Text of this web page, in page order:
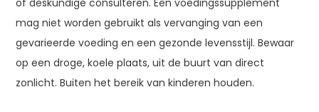
mag niet worden gebruikt als vervanging van een
gevarieerde voeding en een gezonde levensstijl. Bewaar
op een droge, koele plaats, uit de buurt van direct
zonlicht. Buiten het bereik van kinderen houden.